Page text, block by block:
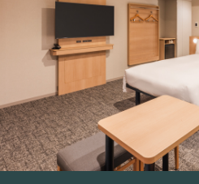
知
ら
せ